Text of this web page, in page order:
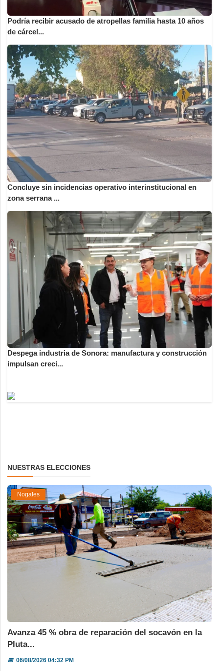
Podría recibir acusado de atropellas familia hasta 10 años
de cárcel...
Concluye sin incidencias operativo interinstitucional en
zona serrana ...
Despega industria de Sonora: manufactura y construcción
impulsan creci...
NUESTRAS ELECCIONES
Nogales
Avanza 45 % obra de reparación del socavón en la
Pluta...
📅06/08/2026 04:32 PM